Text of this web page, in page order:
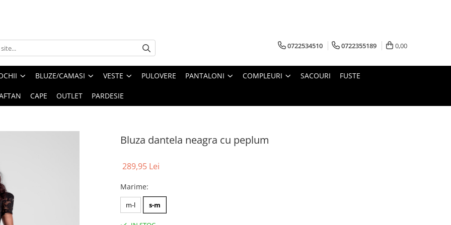
0722534510 0722355189 0,00
BLUZE/CAMASI VESTE PULOVERE PANTALONI COMPLEURI SACOURI FUSTE
CAPE OUTLET PARDESIE
Bluza dantela neagra cu peplum
289,95 Lei
Marime:
m-l s-m